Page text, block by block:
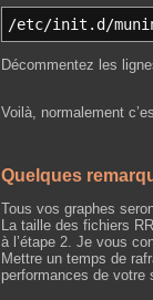
/etc/init.d /
Décommentez les
Voilà, normalement
Quelques
Tous vos graphes
La taille des fichiers
à l’étape 2. Je vous
Mettre un temps de
performances de votre